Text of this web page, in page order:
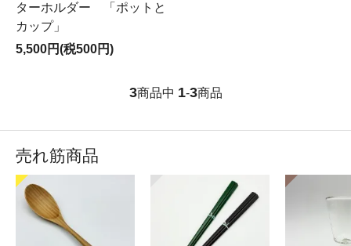
ターホルダー 「ポットと
カップ」
5,500円(税500円)
3商品中 1-3商品
売れ筋商品